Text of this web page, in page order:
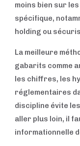
moins bien sur
spécifique,
holding ou
La meilleure
gabarits comme
les chiffres, les
réglementaires
discipline évite
aller plus loin, il
informationnelle